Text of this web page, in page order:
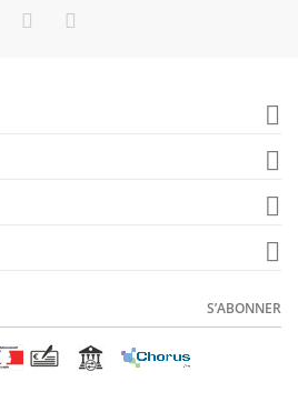




S’ABONNER